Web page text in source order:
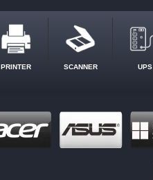
PRINTER SCANNER UPS